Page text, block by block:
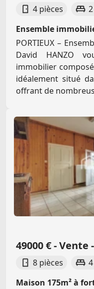
4 pièces
Ensemble
PORTIEUX –
David HANZO
immobilier
idéalement situé
offrant de
49000 € -
8 pièces
Maison 175m² à